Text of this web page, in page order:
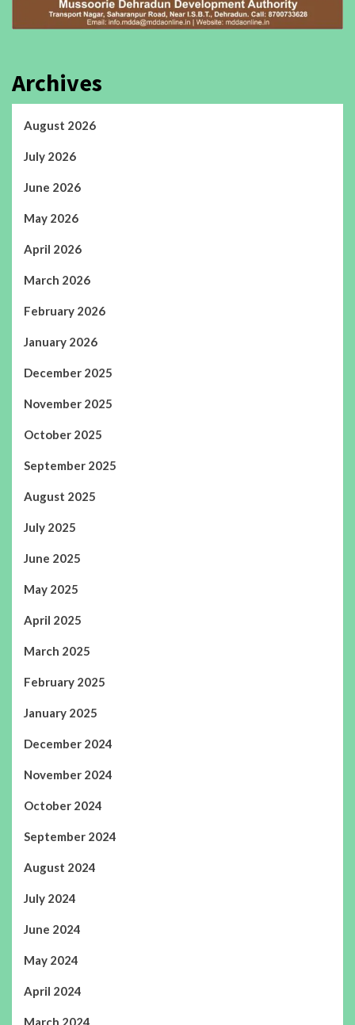
Archives
August 2026
July 2026
June 2026
May 2026
April 2026
March 2026
February 2026
January 2026
December 2025
November 2025
October 2025
September 2025
August 2025
July 2025
June 2025
May 2025
April 2025
March 2025
February 2025
January 2025
December 2024
November 2024
October 2024
September 2024
August 2024
July 2024
June 2024
May 2024
April 2024
March 2024